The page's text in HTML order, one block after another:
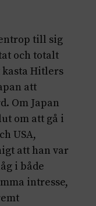
till sig
och totalt
Hitlers
att
Om Japan
om att gå i
USA,
att han var
i både
intresse,